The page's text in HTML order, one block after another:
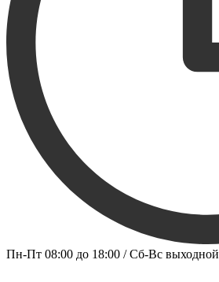
Пн-Пт 08:00 до 18:00 / Сб-Вс выходной